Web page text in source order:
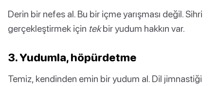
Derin bir nefes al. Bu bir içme yarışması değil. Sihri
gerçekleştirmek için tekbir yudum hakkın var.
3. Yudumla, höpürdetme
Temiz, kendinden emin bir yudum al. Dil jimnastiği